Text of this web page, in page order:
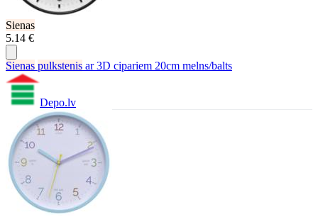
Sienas
5.14 €
Sienas pulkstenis ar 3D cipariem 20cm melns/balts
Depo.lv